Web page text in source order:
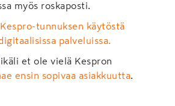
myös roskaposti.
tunnuksen käytöstä
palveluissa.
et ole vielä Kespron
ensin sopivaa asiakkuutta.